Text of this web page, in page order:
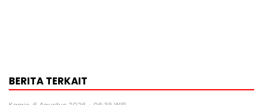
BERITA TERKAIT